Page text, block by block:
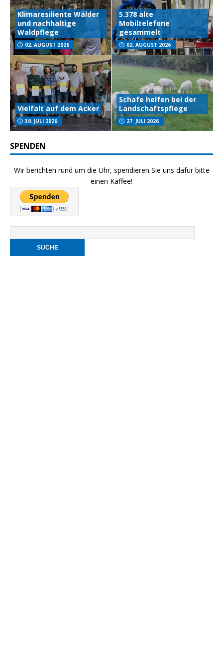
Klimaresiliente Wälder
und nachhaltige
Waldpflege
02. AUGUST 2026
5.378 alte
Mobiltelefone
gesammelt
02. AUGUST 2026
Vielfalt auf dem Acker
30. JULI 2026
Schafe helfen bei der
Landschaftspflege
27. JULI 2026
SPENDEN
Wir berichten rund um die Uhr, spendieren Sie uns dafür bitte
einen Kaffee!